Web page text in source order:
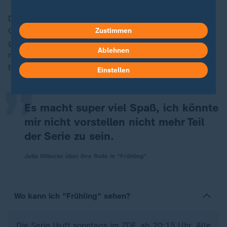
Die Schauspielerin bedient und vergrößert stetig ihre
Community. Selbst den mittlerweile zum Kult
gewordenen Tanzwettbewerb "Let’s Dance" konnte sie
mit ihrem Partner Zsolt Sándor Cseke als Zweite
beenden.
Es macht super viel Spaß, ich könnte
mir nicht vorstellen nicht mehr Teil
der Serie zu sein.
„
Wo kann ich "Frühling" sehen?
Zustimmen
Ablehnen
Einstellen